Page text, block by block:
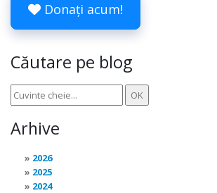
Donați acum!
Căutare pe blog
Arhive
2026
2025
2024